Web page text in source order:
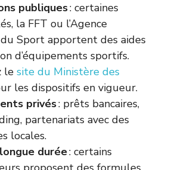
publiques: certaines
la FFT ou l’Agence
Sport apportent des aides
d’équipements sportifs.
le site du Ministère des
les dispositifs en vigueur.
privés: prêts bancaires,
partenariats avec des
locales.
durée: certains